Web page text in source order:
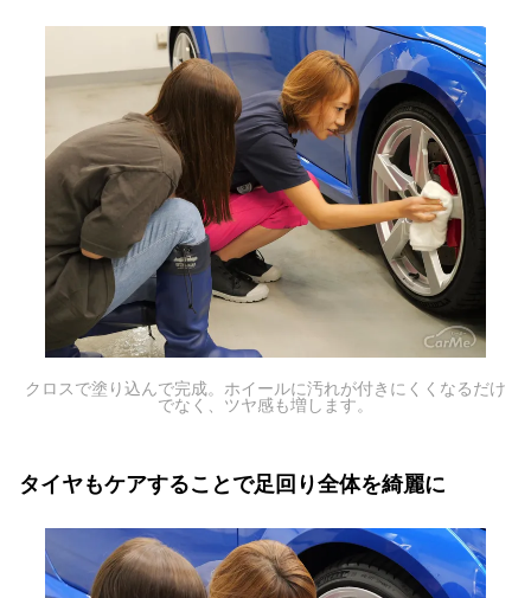
クロスで塗り込んで完成。ホイールに汚れが付きにくくなるだけ
でなく、ツヤ感も増します。
タイヤもケアすることで足回り全体を綺麗に